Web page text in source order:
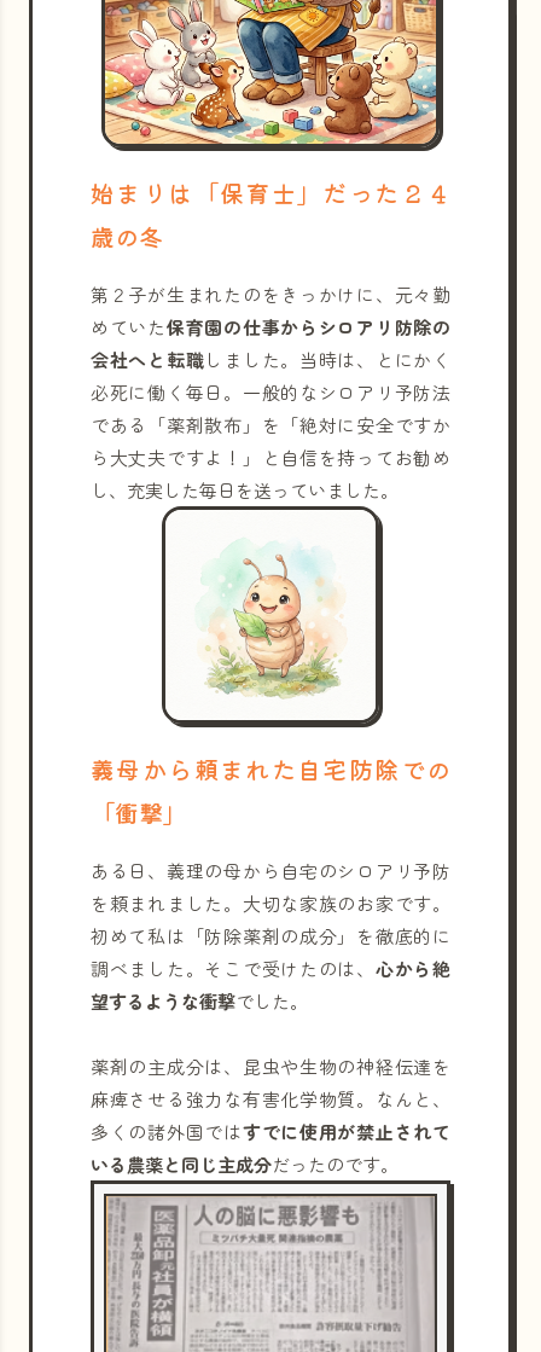
始まりは「保育士」だった２４
歳の冬
第２子が生まれたのをきっかけに、元々勤
めていた保育園の仕事からシロアリ防除の
会社へと転職しました。当時は、とにかく
必死に働く毎日。一般的なシロアリ予防法
である「薬剤散布」を「絶対に安全ですか
ら大丈夫ですよ！」と自信を持ってお勧め
し、充実した毎日を送っていました。
義母から頼まれた自宅防除での
「衝撃」
ある日、義理の母から自宅のシロアリ予防
を頼まれました。大切な家族のお家です。
初めて私は「防除薬剤の成分」を徹底的に
調べました。そこで受けたのは、 心から絶
望するような衝撃でした。
薬剤の主成分は、昆虫や生物の神経伝達を
麻痺させる強力な有害化学物質。なんと、
多くの諸外国ではすでに使用が禁止されて
いる農薬と同じ主成分だったのです。